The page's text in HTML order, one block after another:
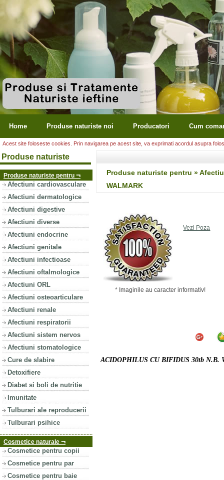
Home Produse naturiste noi Producatori Cum
Acest site foloseste cookies. Prin navigarea pe acest site, va exprimati acordul asupra
Produse naturiste
Produse naturiste pentru ¬
Afectiuni cardiovasculare
Afectiuni dermatologice
Afectiuni digestive
Afectiuni diverse
Afectiuni endocrine
Afectiuni genitale
Afectiuni infectioase
Afectiuni oftalmologice
Afectiuni ORL
Afectiuni osteoarticulare
Afectiuni renale
Afectiuni respiratorii
Afectiuni sistem nervos
Afectiuni stomatologice
Cure de slabire
Detoxifiere
Diabet si boli de nutritie
Imunitate
Tulburari ale reproducerii
Tulburari psihice
Cosmetice naturale ¬
Cosmetice pentru copii
Cosmetice pentru par
Cosmetice pentru baie
Produse naturiste pentru »
WALMARK
Vezi Poza
* Imaginile au caracter informativ!
ACIDOPHILUS CU BIFIDUS 30tb N.B.